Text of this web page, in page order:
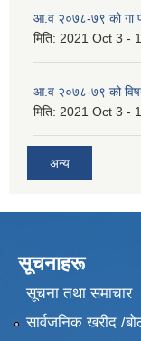
आ.व २०७८-७९ को गा
मिति: 2021 Oct 3 -
आ.व २०७८-७९ को
मिति: 2021 Oct 3 -
अन्य
सूचनाहरू
सूचना तथा समाचार
सार्वजनिक खरीद /